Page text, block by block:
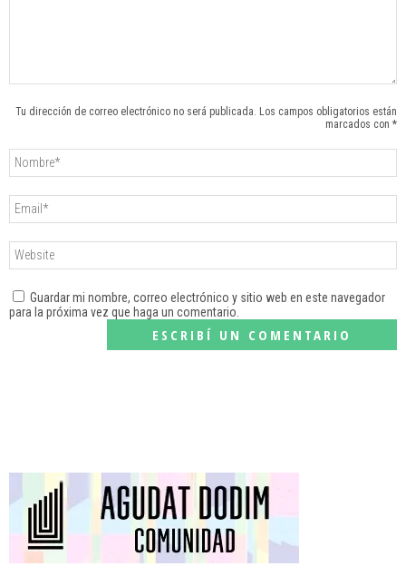
Tu dirección de correo electrónico no será publicada. Los campos obligatorios están
marcados con *
Guardar mi nombre, correo electrónico y sitio web en este navegador
para la próxima vez que haga un comentario.